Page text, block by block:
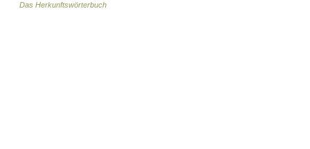
Das Herkunftswörterbuch